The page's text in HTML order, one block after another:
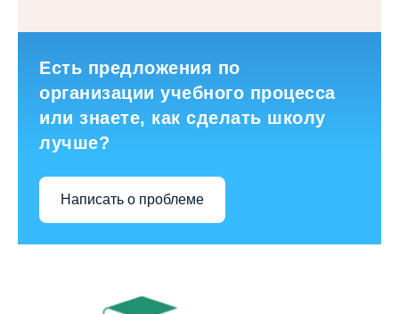
Есть предложения по
организации учебного процесса
или знаете, как сделать школу
лучше?
Написать о проблеме